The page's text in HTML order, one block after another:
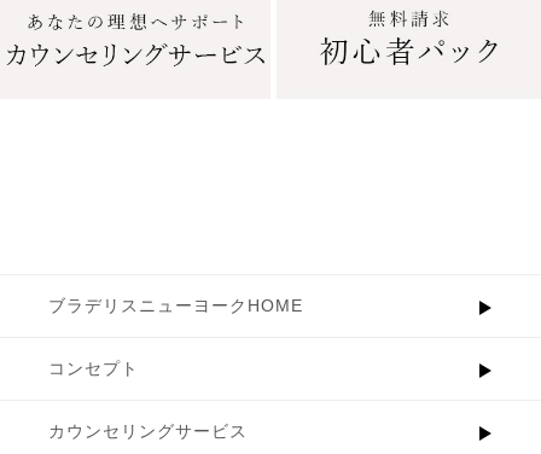
ブラデリスニューヨークHOME
コンセプト
カウンセリングサービス